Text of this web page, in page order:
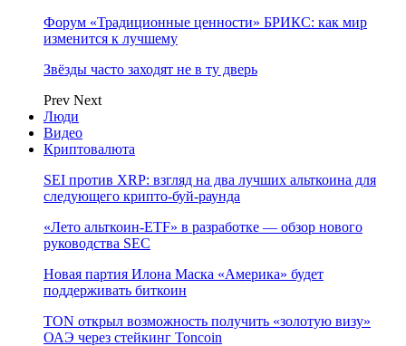
Форум «Традиционные ценности» БРИКС: как мир
изменится к лучшему
Звёзды часто заходят не в ту дверь
Prev Next
Люди
Видео
Криптовалюта
SEI против XRP: взгляд на два лучших альткоина для
следующего крипто-буй-раунда
«Лето альткоин-ETF» в разработке — обзор нового
руководства SEC
Новая партия Илона Маска «Америка» будет
поддерживать биткоин
TON открыл возможность получить «золотую визу»
ОАЭ через стейкинг Toncoin